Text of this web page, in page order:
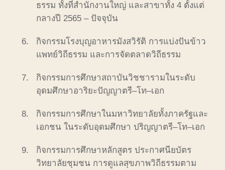
ธรรม ทั้งที่สำนักงานใหญ่ และสาขาทั้ง 4 ตั้งแต่
กลางปี 2565 – ปัจจุบัน
กิจกรรมโรงบุญอาหารมังสวิรัติ การแบ่งปันข้าว
แพทย์วิถีธรรม และการจัดตลาดวิถีธรรม
กิจกรรมการศึกษาสถาบันวิชชารามในระดับ
อุดมศึกษาอาริยะปัญญาตรี–โท–เอก
กิจกรรมการศึกษาในมหาวิทยาลัยทั้งภาครัฐและ
เอกชน ในระดับอุดมศึกษา ปริญญาตรี–โท–เอก
กิจกรรมการศึกษาหลักสูตร ประกาศนียบัตร
วิทยาลัยชุมชน การดูแลสุขภาพวิถีธรรมตาม